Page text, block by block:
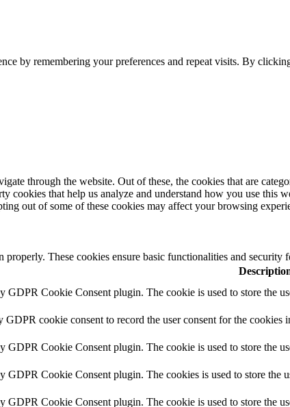
by remembering your preferences and repeat visits. By
through the website. Out of these, the cookies that are
cookies that help us analyze and understand how you use
out of some of these cookies may affect your browsing
These cookies ensure basic functionalities and security
GDPR Cookie Consent plugin. The cookie is used to store the
GDPR cookie consent to record the user consent for the cookies
GDPR Cookie Consent plugin. The cookie is used to store the
GDPR Cookie Consent plugin. The cookies is used to store the
GDPR Cookie Consent plugin. The cookie is used to store the